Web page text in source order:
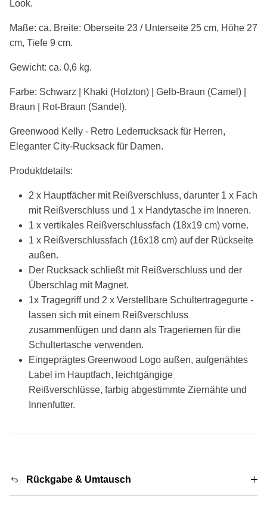
Look.
Maße: ca. Breite: Oberseite 23 / Unterseite 25 cm, Höhe 27
cm, Tiefe 9 cm.
Gewicht: ca. 0,6 kg.
Farbe: Schwarz | Khaki (Holzton) | Gelb-Braun (Camel) |
Braun | Rot-Braun (Sandel).
Greenwood Kelly - Retro Lederrucksack für Herren,
Eleganter City-Rucksack für Damen.
Produktdetails:
2 x Hauptfächer mit Reißverschluss, darunter 1 x Fach
mit Reißverschluss und 1 x Handytasche im Inneren.
1 x vertikales Reißverschlussfach (18x19 cm) vorne.
1 x Reißverschlussfach (16x18 cm) auf der Rückseite
außen.
Der Rucksack schließt mit Reißverschluss und der
Überschlag mit Magnet.
1x Tragegriff und 2 x Verstellbare Schultertragegurte -
lassen sich mit einem Reißverschluss
zusammenfügen und dann als Trageriemen für die
Schultertasche verwenden.
Eingeprägtes Greenwood Logo außen, aufgenähtes
Label im Hauptfach, l eichtgängige
Reißverschlüsse, farbig abgestimmte Ziernähte und
Innenfutter.
Rückgabe & Umtausch